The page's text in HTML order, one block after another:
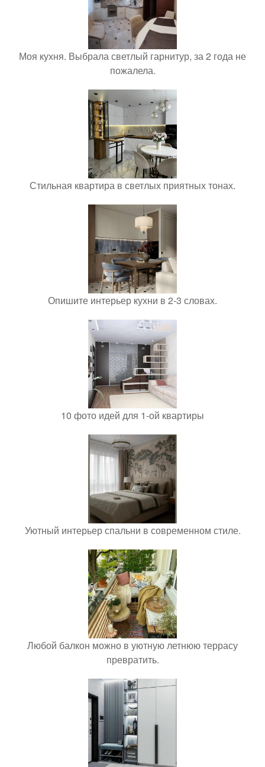
Моя кухня. Выбрала светлый гарнитур, за 2 года не
пожалела.
Стильная квартира в светлых приятных тонах.
Опишите интерьер кухни в 2-3 словах.
10 фото идей для 1-ой квартиры
Уютный интерьер спальни в современном стиле.
Любой балкон можно в уютную летнюю террасу
превратить.